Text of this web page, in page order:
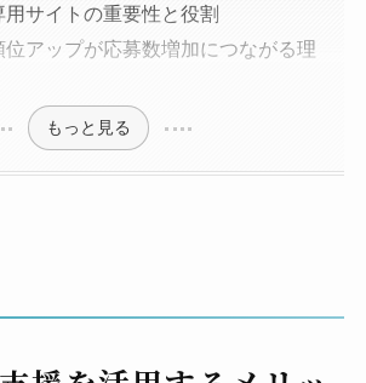
用サイトの重要性と役割
位アップが応募数増加につながる理
もっと見る